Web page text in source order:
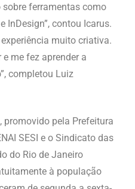
ferramentas como
InDesign”, contou Icarus.
muito criativa.
me fez aprender a
completou Luiz
promovido pela Prefeitura
SESI e o Sindicato das
do Rio de Janeiro
à população